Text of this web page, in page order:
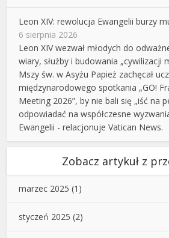
Leon XIV: rewolucja Ewangelii burzy
6 sierpnia 2026
Leon XIV wezwał młodych do
wiary, służby i budowania „cywilizacji
Mszy św. w Asyżu Papież zachęcał
międzynarodowego spotkania „GO!
Meeting 2026”, by nie bali się „iść na
odpowiadać na współczesne
Ewangelii - relacjonuje Vatican News.
Zobacz artykuł z
marzec 2025 (1)
styczeń 2025 (2)